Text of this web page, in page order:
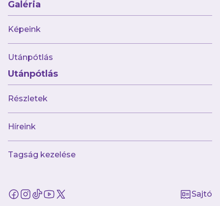
Galéria
Képeink
Utánpótlás
Utánpótlás
Részletek
Híreink
Tagság kezelése
Sajtó
augusztus 2.